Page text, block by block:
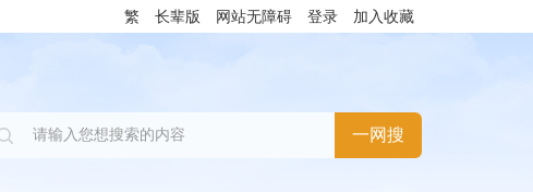
繁 长辈版 网站无障碍 登录 加入收藏